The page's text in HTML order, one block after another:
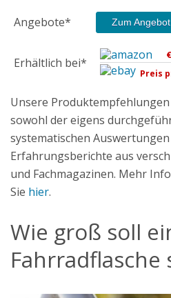
Angebote* Zum Angebot
Erhältlich bei*
Preis
Unsere
sowohl der eigens
systematischen
Erfahrungsberichte aus
und Fachmagazinen. Mehr
Sie hier.
Wie groß soll
Fahrradflasche